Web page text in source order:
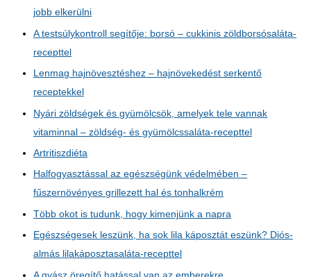
jobb elkerülni
A testsúlykontroll segítője: borsó – cukkinis zöldborsósaláta-
recepttel
Lenmag hajnövesztéshez – hajnövekedést serkentő
receptekkel
Nyári zöldségek és gyümölcsök, amelyek tele vannak
vitaminnal – zöldség- és gyümölcssaláta-recepttel
Artritiszdiéta
Halfogyasztással az egészségünk védelmében –
fűszernövényes grillezett hal és tonhalkrém
Több okot is tudunk, hogy kimenjünk a napra
Egészségesek leszünk, ha sok lila káposztát eszünk? Diós-
almás lilakáposztasaláta-recepttel